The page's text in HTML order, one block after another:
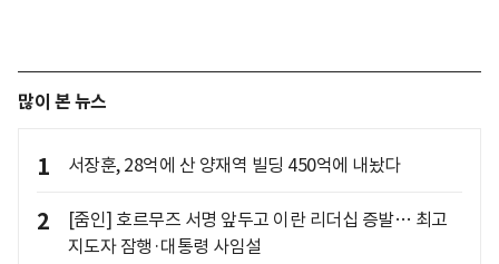
많이 본 뉴스
1 서장훈, 28억에 산 양재역 빌딩 450억에 내놨다
2
[줌인] 호르무즈 서명 앞두고 이란 리더십 증발… 최고
지도자 잠행·대통령 사임설